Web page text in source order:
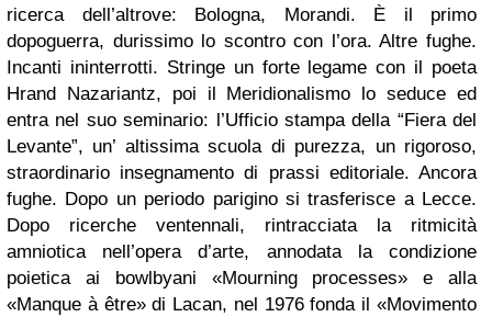
ricerca dell’altrove: Bologna, Morandi. È il primo
dopoguerra, durissimo lo scontro con l’ora. Altre fughe.
Incanti ininterrotti. Stringe un forte legame con il poeta
Hrand Nazariantz, poi il Meridionalismo lo seduce ed
entra nel suo seminario: l’Ufficio stampa della “Fiera del
Levante”, un’ altissima scuola di purezza, un rigoroso,
straordinario insegnamento di prassi editoriale. Ancora
fughe. Dopo un periodo parigino si trasferisce a Lecce.
Dopo ricerche ventennali, rintracciata la ritmicità
amniotica nell’opera d’arte, annodata la condizione
poietica ai bowlbyani «Mourning processes» e alla
«Manque à être» di Lacan, nel 1976 fonda il «Movimento